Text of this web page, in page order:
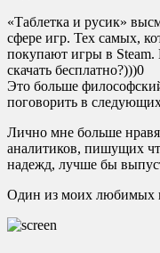
«Таблетка и русик»
сфере игр. Тех самых,
покупают игры в Steam.
скачать бесплатно?)))0
Это больше
поговорить в
Лично мне больше
аналитиков, пишущих
надежд, лучше бы
Один из моих любимых